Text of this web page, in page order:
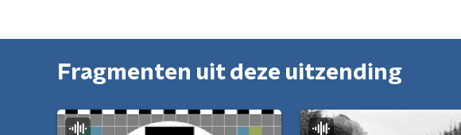
Fragmenten uit deze uitzending